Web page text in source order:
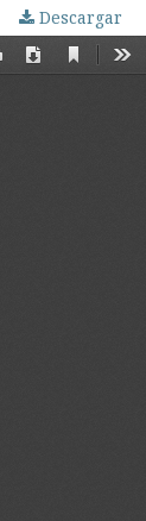
Descargar